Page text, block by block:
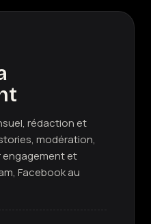
rédaction et
modération,
engagement et
Facebook au